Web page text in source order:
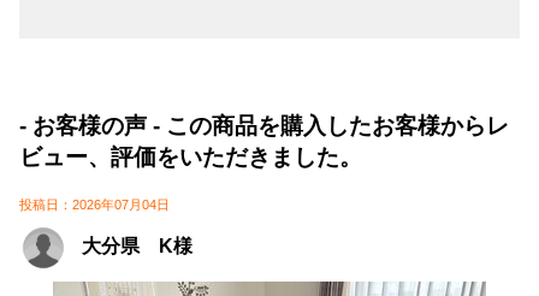
- お客様の声 - この商品を購入したお客様からレ
ビュー、評価をいただきました。
投稿日：2026年07月04日
大分県 K様